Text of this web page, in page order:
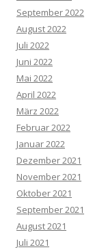
September 2022
August 2022
Juli 2022
Juni 2022
Mai 2022
April 2022
März 2022
Februar 2022
Januar 2022
Dezember 2021
November 2021
Oktober 2021
September 2021
August 2021
Juli 2021